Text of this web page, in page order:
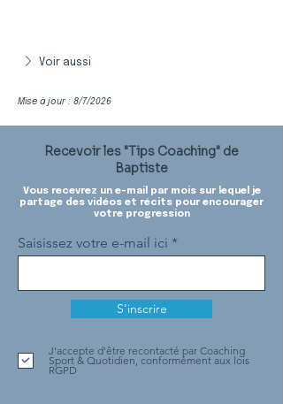
Voir aussi
Mise à jour : 8/7/2026
Recevoir les "Tips Coaching" de
Baptiste
Vous recevrez un e-mail par mois sur lequel je
partage des vidéos et récits pour encourager
votre progression
Saisissez votre e-mail ici
S'inscrire
J'accepte d'être recontacté par Coaching
Sport & Quotidien, conformément aux lois
RGPD